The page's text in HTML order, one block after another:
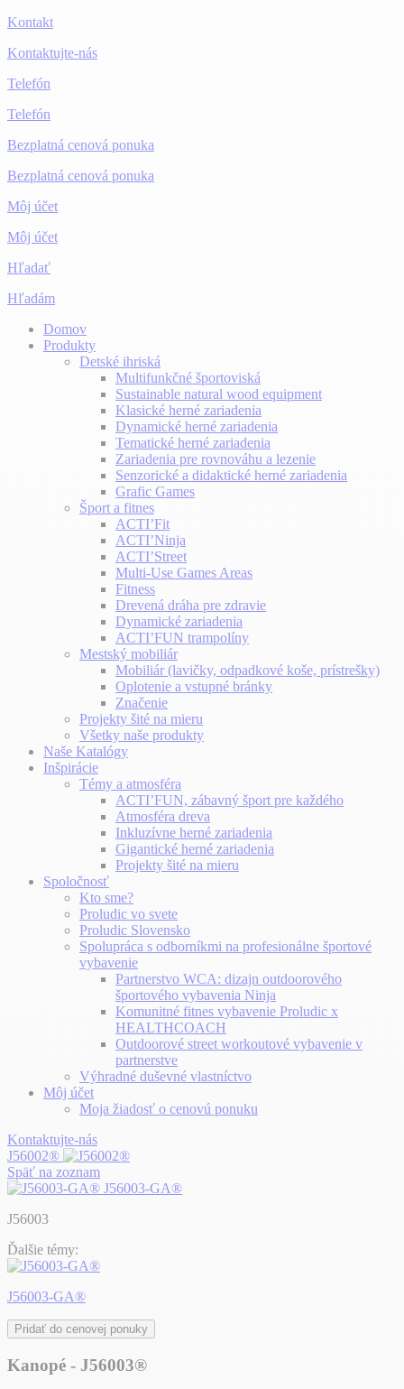
Kontakt
Kontaktujte-nás
Telefón
Telefón
Bezplatná cenová ponuka
Bezplatná cenová ponuka
Môj účet
Môj účet
Hľadať
Hľadám
Domov
Produkty
Detské ihriská
Multifunkčné športoviská
Sustainable natural wood equipment
Klasické herné zariadenia
Dynamické herné zariadenia
Tematické herné zariadenia
Zariadenia pre rovnováhu a lezenie
Senzorické a didaktické herné zariadenia
Grafic Games
Šport a fitnes
ACTI’Fit
ACTI’Ninja
ACTI’Street
Multi-Use Games Areas
Fitness
Drevená dráha pre zdravie
Dynamické zariadenia
ACTI’FUN trampolíny
Mestský mobiliár
Mobiliár (lavičky, odpadkové koše, prístrešky)
Oplotenie a vstupné bránky
Značenie
Projekty šité na mieru
Všetky naše produkty
Naše Katalógy
Inšpirácie
Témy a atmosféra
ACTI’FUN, zábavný šport pre každého
Atmosféra dreva
Inkluzívne herné zariadenia
Gigantické herné zariadenia
Projekty šité na mieru
Spoločnosť
Kto sme?
Proludic vo svete
Proludic Slovensko
Spolupráca s odborníkmi na profesionálne športové
vybavenie
Partnerstvo WCA: dizajn outdoorového
športového vybavenia Ninja
Komunitné fitnes vybavenie Proludic x
HEALTHCOACH
Outdoorové street workoutové vybavenie v
partnerstve
Výhradné duševné vlastníctvo
Môj účet
Moja žiadosť o cenovú ponuku
Kontaktujte-nás
J56002®
Späť na zoznam
J56003-GA®
J56003
Ďalšie témy:
J56003-GA®
Pridať do cenovej ponuky
Kanopé - J56003®